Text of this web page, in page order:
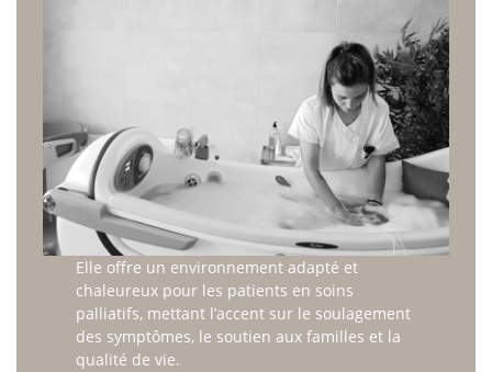
Elle offre un environnement adapté et
chaleureux pour les patients en soins
palliatifs, mettant l’accent sur le soulagement
des symptômes, le soutien aux familles et la
qualité de vie.